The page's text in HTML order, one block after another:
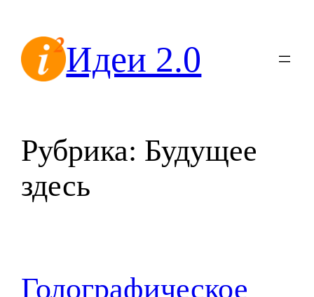
содержимомуИдеи 2.0
Рубрика: Будущее
здесь
Голографическое